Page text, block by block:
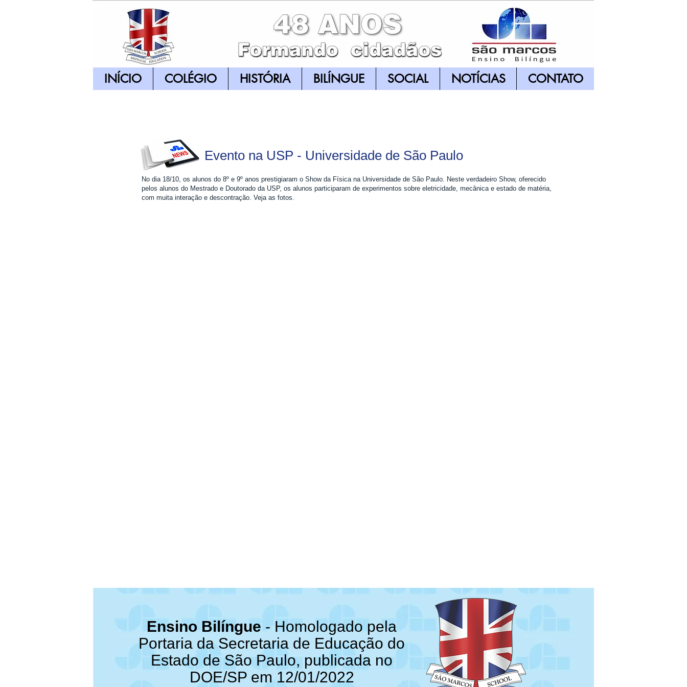
INÍCIO COLÉGIO HISTÓRIA BILÍNGUE SOCIAL NOTÍCIAS CONTATO
Evento na USP - Universidade de São Paulo
No dia 18/10, os alunos do 8º e 9º anos prestigiaram o Show da Física na Universidade de São Paulo. Neste verdadeiro Show, oferecido
pelos alunos do Mestrado e Doutorado da USP, os alunos participaram de experimentos sobre eletricidade, mecânica e estado de matéria,
com muita interação e descontração. Veja as fotos.
Ensino Bilíngue - Homologado pela
Portaria da Secretaria de Educação do
Estado de São Paulo, publicada no
DOE/SP em 12/01/2022